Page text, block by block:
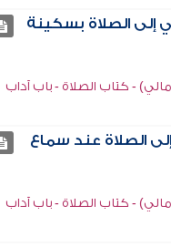
إلى الصلاة بسكينة
- كتاب الصلاة - باب آداب
الصلاة عند سماع
- كتاب الصلاة - باب آداب